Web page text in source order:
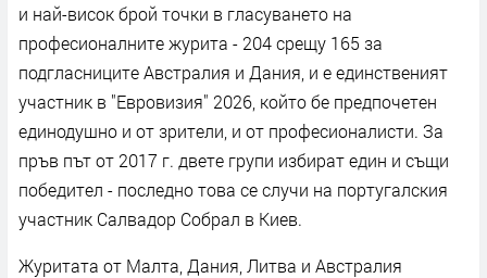
и най-висок брой точки в гласуването на
професионалните журита - 204 срещу 165 за
подгласниците Австралия и Дания, и е единственият
участник в "Евровизия" 2026, който бе предпочетен
единодушно и от зрители, и от професионалисти. За
пръв път от 2017 г. двете групи избират един и същи
победител - последно това се случи на португалския
участник Салвадор Собрал в Киев.
Журитата от Малта, Дания, Литва и Австралия